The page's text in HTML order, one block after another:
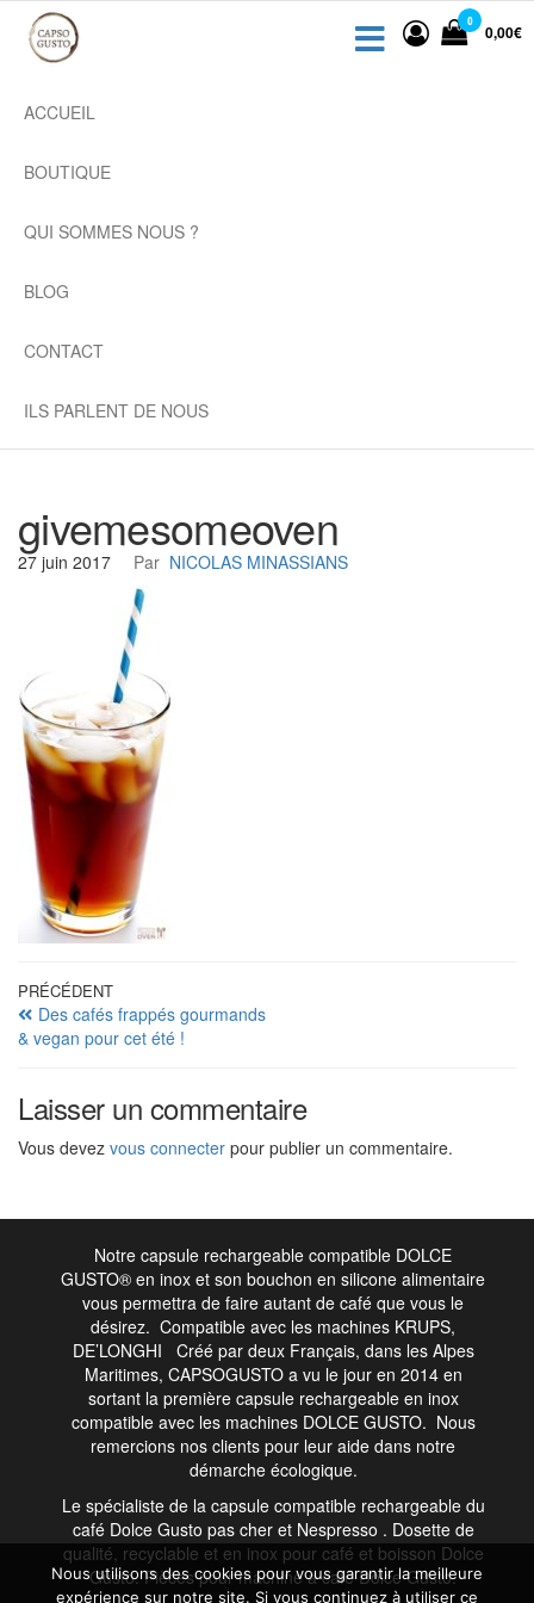
Passer
contenu
pas cher,
0
0,00€
ACCUEIL
BOUTIQUE
QUI SOMMES NOUS ?
BLOG
CONTACT
ILS PARLENT DE NOUS
givemesomeoven
27 juin 2017 Par NICOLAS MINASSIANS
Navigation
de
Article
précédent
PRÉCÉDENT
Des cafés frappés gourmands
& vegan pour cet été !
Laisser un commentaire
Vous devez vous connecter pour publier un commentaire.
Notre capsule rechargeable compatible DOLCE
GUSTO® en inox et son bouchon en silicone alimentaire
vous permettra de faire autant de café que vous le
désirez. Compatible avec les machines KRUPS,
DE’LONGHI Créé par deux Français, dans les Alpes
Maritimes, CAPSOGUSTO a vu le jour en 2014 en
sortant la première capsule rechargeable en inox
compatible avec les machines DOLCE GUSTO. Nous
remercions nos clients pour leur aide dans notre
démarche écologique.
Le spécialiste de la capsule compatible rechargeable du
café Dolce Gusto pas cher et Nespresso . Dosette de
qualité, recyclable et en inox pour café et boisson Dolce
Gusto. Pièces pour machine à café Dolce Gusto.
Nous utilisons des cookies pour vous garantir la meilleure
expérience sur notre site. Si vous continuez à utiliser ce